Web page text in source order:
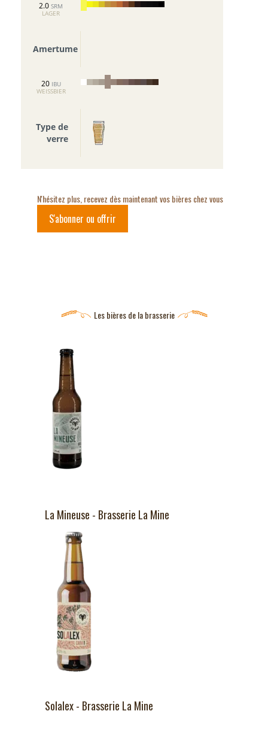
2.0 SRM
LAGER
Amertume
20 IBU
WEISSBIER
Type de
verre
N'hésitez plus, recevez dès maintenant vos bières chez vous
S'abonner ou offrir
Les bières de la brasserie
La Mineuse - Brasserie La Mine
Solalex - Brasserie La Mine